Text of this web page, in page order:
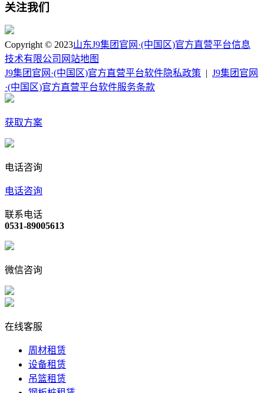
关注我们
Copyright © 2023山东J9集团官网·(中国区)官方直营平台信息
技术有限公司 网站地图
J9集团官网·(中国区)官方直营平台软件隐私政策
J9集团官网
·(中国区)官方直营平台软件服务条款
获取方案
电话咨询
电话咨询
联系电话
0531-89005613
微信咨询
在线客服
周材租赁
设备租赁
吊篮租赁